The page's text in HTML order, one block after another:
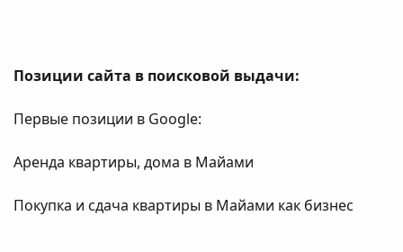
Позиции сайта в поисковой выдачи:
Первые позиции в Google:
Аренда квартиры, дома в Майами
Покупка и сдача квартиры в Майами как бизнес